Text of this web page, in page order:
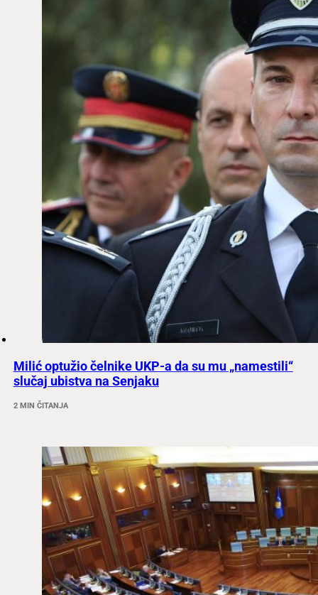
Milić optužio čelnike UKP-a da su mu „namestili“
slučaj ubistva na Senjaku
2 MIN ČITANJA